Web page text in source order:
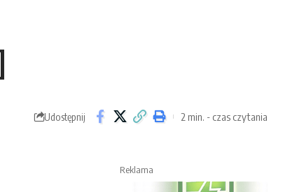
Udostępnij 2 min. - czas czytania
Reklama